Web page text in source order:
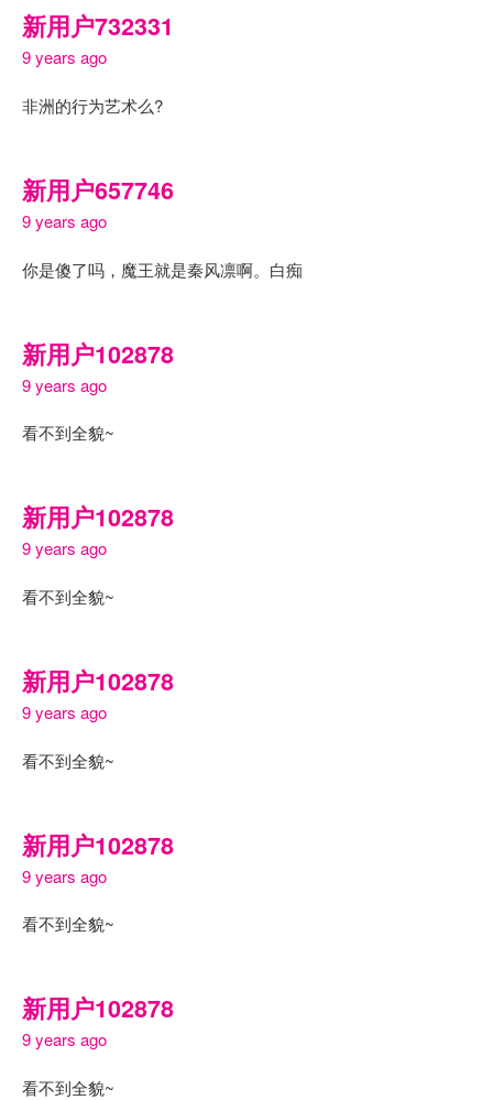
新用户732331
9 years ago
非洲的行为艺术么?
新用户657746
9 years ago
你是傻了吗，魔王就是秦风凛啊。白痴
新用户102878
9 years ago
看不到全貌~
新用户102878
9 years ago
看不到全貌~
新用户102878
9 years ago
看不到全貌~
新用户102878
9 years ago
看不到全貌~
新用户102878
9 years ago
看不到全貌~